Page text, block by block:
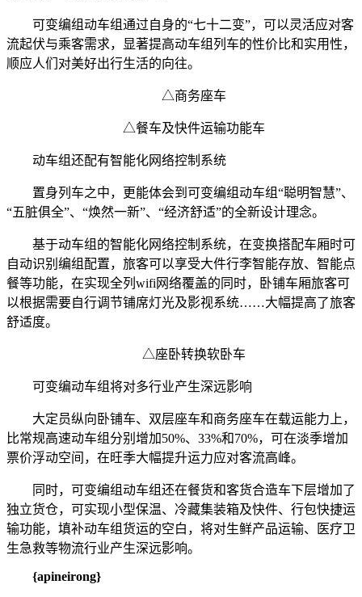
可变编组动车组通过自身的“七十二变”，可以灵活应对客
流起伏与乘客需求，显著提高动车组列车的性价比和实用性，
顺应人们对美好出行生活的向往。
△商务座车
△餐车及快件运输功能车
动车组还配有智能化网络控制系统
置身列车之中，更能体会到可变编组动车组“聪明智慧”、
“五脏俱全”、“焕然一新”、“经济舒适”的全新设计理念。
基于动车组的智能化网络控制系统，在变换搭配车厢时可
自动识别编组配置，旅客可以享受大件行李智能存放、智能点
餐等功能，在实现全列wifi网络覆盖的同时，卧铺车厢旅客可
以根据需要自行调节铺席灯光及影视系统……大幅提高了旅客
舒适度。
△座卧转换软卧车
可变编动车组将对多行业产生深远影响
大定员纵向卧铺车、双层座车和商务座车在载运能力上，
比常规高速动车组分别增加50%、33%和70%，可在淡季增加
票价浮动空间，在旺季大幅提升运力应对客流高峰。
同时，可变编组动车组还在餐货和客货合造车下层增加了
独立货仓，可实现小型保温、冷藏集装箱及快件、行包快捷运
输功能，填补动车组货运的空白，将对生鲜产品运输、医疗卫
生急救等物流行业产生深远影响。
{apineirong}